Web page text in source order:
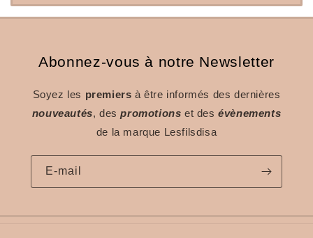
Abonnez-vous à notre Newsletter
Soyez les premiers à être informés des dernières
nouveautés, despromotions et desévènements
de la marque Lesfilsdisa
E-mail